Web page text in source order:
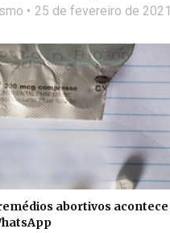
25 de fevereiro de 2021
abortivos acontece